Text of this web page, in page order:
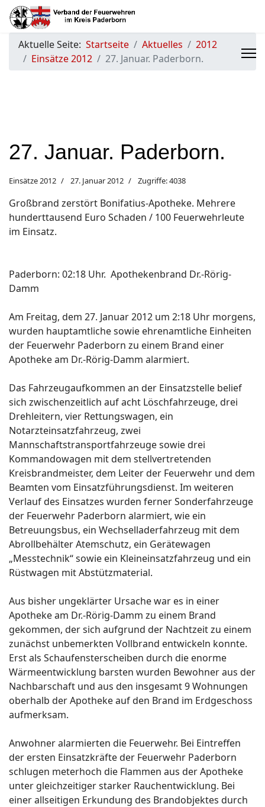
Aktuelle Seite: Startseite Aktuelles
2012
Einsätze 2012
27. Januar. Paderborn.
27. Januar. Paderborn.
Einsätze 2012 27. Januar 2012 Zugriffe: 4038
Großbrand zerstört Bonifatius-Apotheke. Mehrere
hunderttausend Euro Schaden / 100 Feuerwehrleute
im Einsatz.
Paderborn: 02:18 Uhr. Apothekenbrand Dr.-Rörig-
Damm
Am Freitag, dem 27. Januar 2012 um 2:18 Uhr morgens,
wurden hauptamtliche sowie ehrenamtliche Einheiten
der Feuerwehr Paderborn zu einem Brand einer
Apotheke am Dr.-Rörig-Damm alarmiert.
Das Fahrzeugaufkommen an der Einsatzstelle belief
sich zwischenzeitlich auf acht Löschfahrzeuge, drei
Drehleitern, vier Rettungswagen, ein
Notarzteinsatzfahrzeug, zwei
Mannschaftstransportfahrzeuge sowie drei
Kommandowagen mit dem stellvertretenden
Kreisbrandmeister, dem Leiter der Feuerwehr und dem
Beamten vom Einsatzführungsdienst. Im weiteren
Verlauf des Einsatzes wurden ferner Sonderfahrzeuge
der Feuerwehr Paderborn alarmiert, wie ein
Betreuungsbus, ein Wechselladerfahrzeug mit dem
Abrollbehälter Atemschutz, ein Gerätewagen
„Messtechnik“ sowie ein Kleineinsatzfahrzeug und ein
Rüstwagen mit Abstützmaterial.
Aus bisher ungeklärter Ursache war es in einer
Apotheke am Dr.-Rörig-Damm zu einem Brand
gekommen, der sich aufgrund der Nachtzeit zu einem
zunächst unbemerkten Vollbrand entwickeln konnte.
Erst als Schaufensterscheiben durch die enorme
Wärmeentwicklung barsten wurden Bewohner aus der
Nachbarschaft und aus den insgesamt 9 Wohnungen
oberhalb der Apotheke auf den Brand im Erdgeschoss
aufmerksam.
Anwohner alarmierten die Feuerwehr. Bei Eintreffen
der ersten Einsatzkräfte der Feuerwehr Paderborn
schlugen meterhoch die Flammen aus der Apotheke
unter gleichzeitiger starker Rauchentwicklung. Bei
einer allseitigen Erkundung des Brandobjektes durch